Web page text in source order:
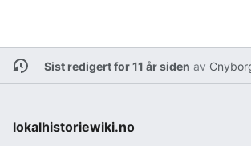
Sist redigert for 11 år siden av
lokalhistoriewiki.no